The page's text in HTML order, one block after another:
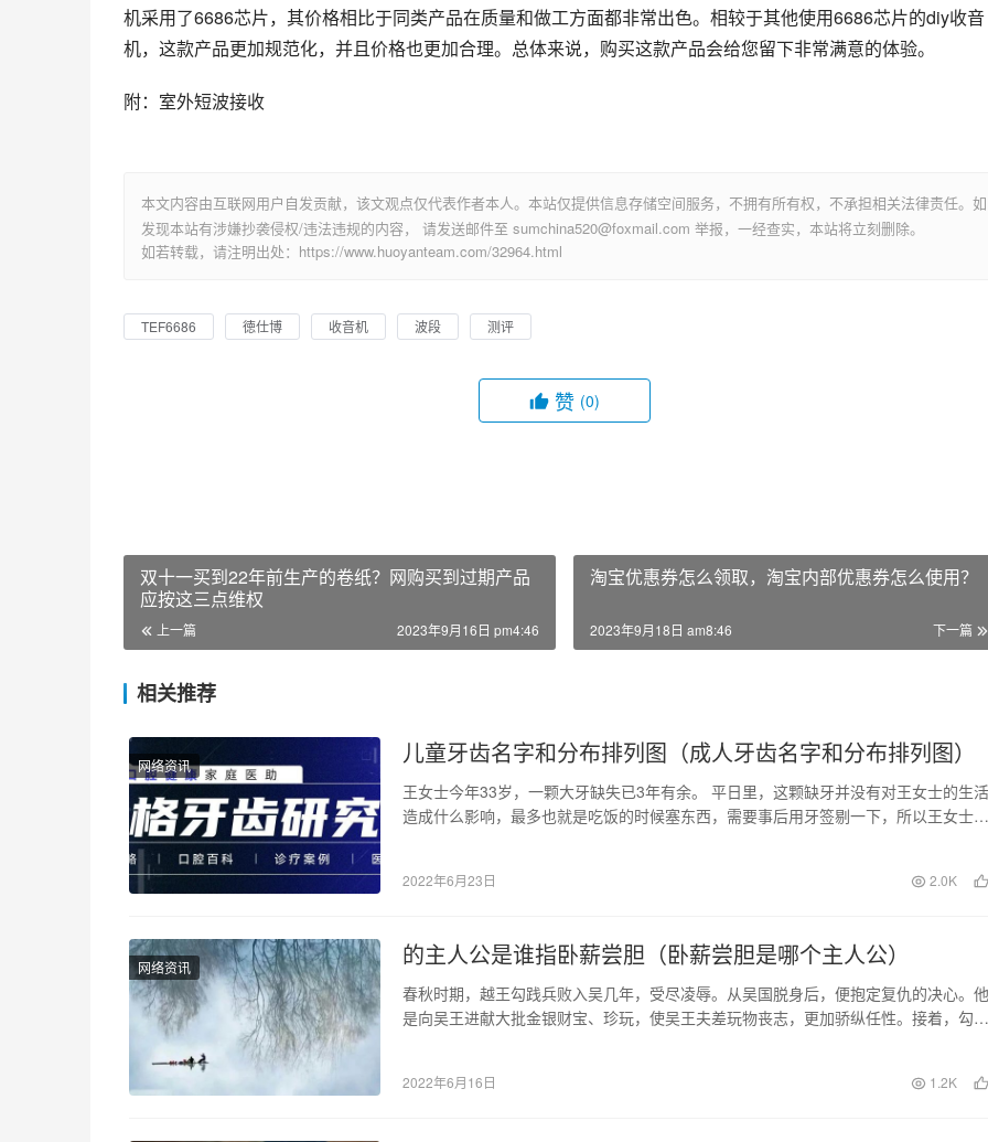
机采用了6686芯片，其价格相比于同类产品在质量和做工方面都非常出色。相较于其他使用6686芯片的diy收音
机，这款产品更加规范化，并且价格也更加合理。总体来说，购买这款产品会给您留下非常满意的体验。
附：室外短波接收
本文内容由互联网用户自发贡献，该文观点仅代表作者本人。本站仅提供信息存储空间服务，不拥有所有权，不承担相关法律责任。如
发现本站有涉嫌抄袭侵权/违法违规的内容， 请发送邮件至 sumchina520@foxmail.com 举报，一经查实，本站将立刻删除。
如若转载，请注明出处：https://www.huoyanteam.com/32964.html
TEF6686 徳仕博 收音机 波段 测评
赞 (0)
双十一买到22年前生产的卷纸？网购买到过期产品
应按这三点维权
上一篇 2023年9月16日 pm4:46
淘宝优惠券怎么领取，淘宝内部优惠券怎么使用？
下一篇
2023年9月18日 am8:46
相关推荐
网络资讯 儿童牙齿名字和分布排列图（成人牙齿名字和分布排列图）
王女士今年33岁，一颗大牙缺失已3年有余。 平日里，这颗缺牙并没有对王女士的生活
造成什么影响，最多也就是吃饭的时候塞东西，需要事后用牙签剔一下，所以王女士也
2022年6月23日 2.0K
网络资讯 的主人公是谁指卧薪尝胆（卧薪尝胆是哪个主人公）
春秋时期，越王勾践兵败入吴几年，受尽凌辱。从吴国脱身后，便抱定复仇的决心。他
是向吴王进献大批金银财宝、珍玩，使吴王夫差玩物丧志，更加骄纵任性。接着，勾践
2022年6月16日 1.2K